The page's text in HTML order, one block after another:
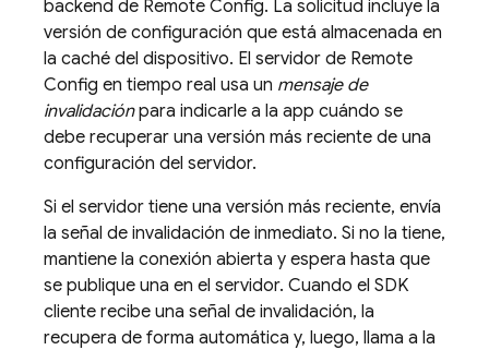
backend de Remote Config. La solicitud incluye la
versión de configuración que está almacenada en
la caché del dispositivo. El servidor de Remote
Config en tiempo real usa un mensaje de
invalidaciónpara indicarle a la app cuándo se
debe recuperar una versión más reciente de una
configuración del servidor.
Si el servidor tiene una versión más reciente, envía
la señal de invalidación de inmediato. Si no la tiene,
mantiene la conexión abierta y espera hasta que
se publique una en el servidor. Cuando el SDK
cliente recibe una señal de invalidación, la
recupera de forma automática y, luego, llama a la